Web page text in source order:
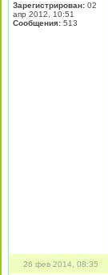
Зарегистрирован: 02
апр 2012, 10:51
Сообщения: 513
26 фев 2014, 08:35